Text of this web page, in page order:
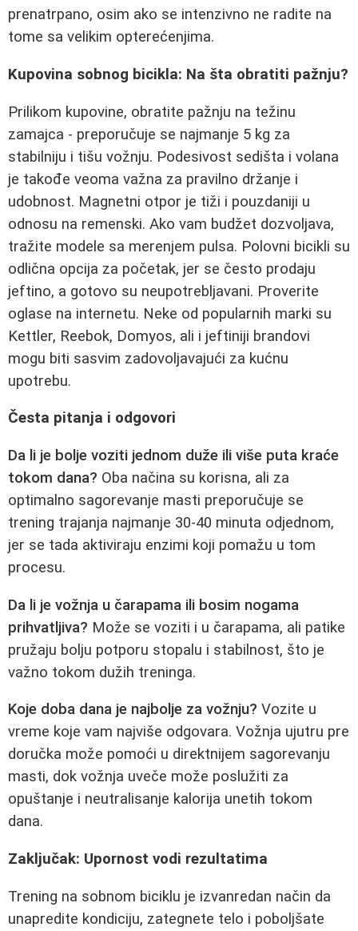
prenatrpano, osim ako se intenzivno ne radite na
tome sa velikim opterećenjima.
Kupovina sobnog bicikla: Na šta obratiti pažnju?
Prilikom kupovine, obratite pažnju na težinu
zamajca - preporučuje se najmanje 5 kg za
stabilniju i tišu vožnju. Podesivost sedišta i volana
je takođe veoma važna za pravilno držanje i
udobnost. Magnetni otpor je tiži i pouzdaniji u
odnosu na remenski. Ako vam budžet dozvoljava,
tražite modele sa merenjem pulsa. Polovni bicikli su
odlična opcija za početak, jer se često prodaju
jeftino, a gotovo su neupotrebljavani. Proverite
oglase na internetu. Neke od popularnih marki su
Kettler, Reebok, Domyos, ali i jeftiniji brandovi
mogu biti sasvim zadovoljavajući za kućnu
upotrebu.
Česta pitanja i odgovori
Da li je bolje voziti jednom duže ili više puta kraće
tokom dana? Oba načina su korisna, ali za
optimalno sagorevanje masti preporučuje se
trening trajanja najmanje 30-40 minuta odjednom,
jer se tada aktiviraju enzimi koji pomažu u tom
procesu.
Da li je vožnja u čarapama ili bosim nogama
prihvatljiva? Može se voziti i u čarapama, ali patike
pružaju bolju potporu stopalu i stabilnost, što je
važno tokom dužih treninga.
Koje doba dana je najbolje za vožnju? Vozite u
vreme koje vam najviše odgovara. Vožnja ujutru pre
doručka može pomoći u direktnijem sagorevanju
masti, dok vožnja uveče može poslužiti za
opuštanje i neutralisanje kalorija unetih tokom
dana.
Zaključak: Upornost vodi rezultatima
Trening na sobnom biciklu je izvanredan način da
unapredite kondiciju, zategnete telo i poboljšate